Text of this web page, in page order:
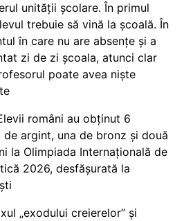
unității școlare. În primul
trebuie să vină la școală. În
în care nu are absențe și a
zi de zi școala, atunci clar
poate avea niște
români au obținut 6
de argint, una de bronz și două
la Olimpiada Internațională de
2026, desfășurată la
„exodului creierelor” și